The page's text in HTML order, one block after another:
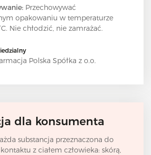
Przechowywać
opakowaniu w temperaturze
Nie chłodzić, nie zamrażać.
Polska Spółka z o.o.
dla konsumenta
substancja przeznaczona do
z ciałem człowieka: skórą,